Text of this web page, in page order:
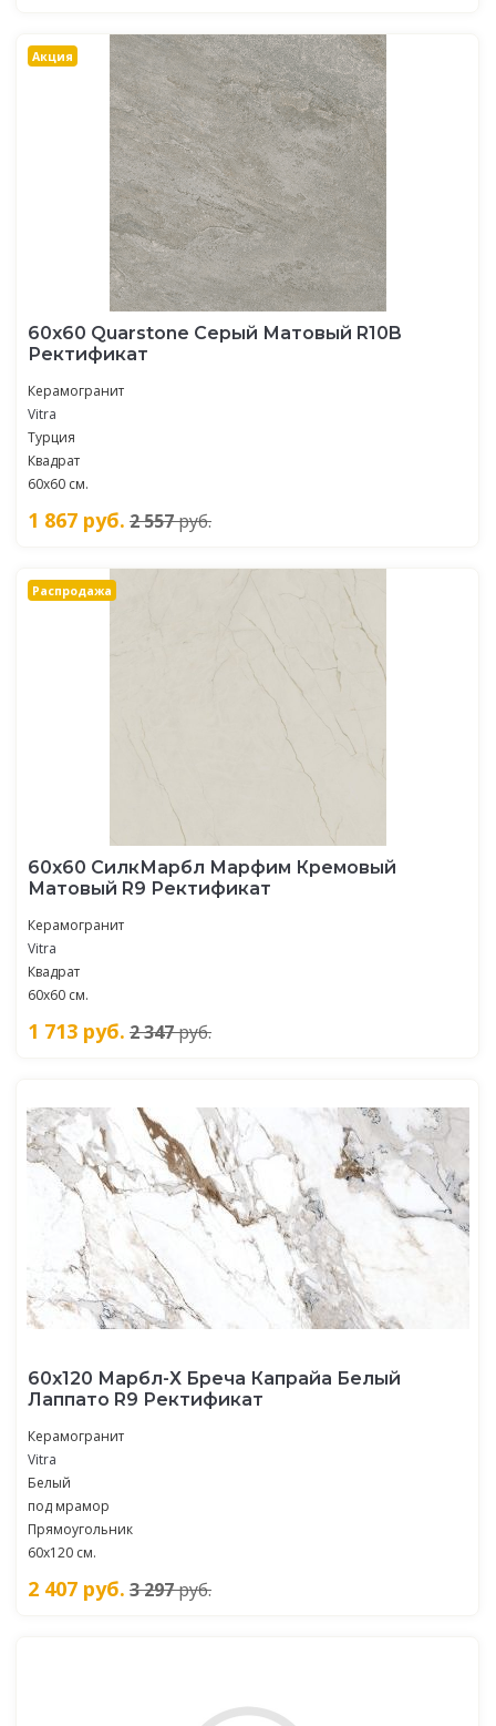
Акция
60х60 Quarstone Серый Матовый R10B
Ректификат
Керамогранит
Vitra
Турция
Квадрат
60х60 см.
1 867 руб. 2 557руб.
Распродажа
60х60 СилкМарбл Марфим Кремовый
Матовый R9 Ректификат
Керамогранит
Vitra
Квадрат
60х60 см.
1 713 руб. 2 347руб.
60х120 Марбл-Х Бреча Капрайа Белый
Лаппато R9 Ректификат
Керамогранит
Vitra
Белый
под мрамор
Прямоугольник
60х120 см.
2 407 руб. 3 297руб.